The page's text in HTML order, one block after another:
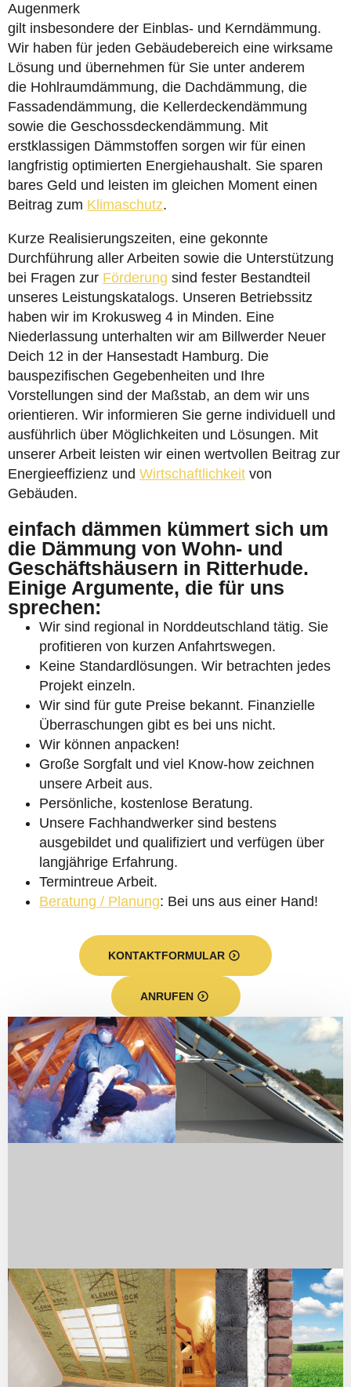
Augenmerk
gilt insbesondere der Einblas- und Kerndämmung.
Wir haben für jeden Gebäudebereich eine wirksame
Lösung und übernehmen für Sie unter anderem
die Hohlraumdämmung, die Dachdämmung, die
Fassadendämmung, die Kellerdeckendämmung
sowie die Geschossdeckendämmung. Mit
erstklassigen Dämmstoffen sorgen wir für einen
langfristig optimierten Energiehaushalt. Sie sparen
bares Geld und leisten im gleichen Moment einen
Beitrag zum Klimaschutz.
Kurze Realisierungszeiten, eine gekonnte
Durchführung aller Arbeiten sowie die Unterstützung
bei Fragen zur Förderung sind fester Bestandteil
unseres Leistungskatalogs. Unseren Betriebssitz
haben wir im Krokusweg 4 in Minden. Eine
Niederlassung unterhalten wir am Billwerder Neuer
Deich 12 in der Hansestadt Hamburg. Die
bauspezifischen Gegebenheiten und Ihre
Vorstellungen sind der Maßstab, an dem wir uns
orientieren. Wir informieren Sie gerne individuell und
ausführlich über Möglichkeiten und Lösungen. Mit
unserer Arbeit leisten wir einen wertvollen Beitrag zur
Energieeffizienz und Wirtschaftlichkeit von
Gebäuden.
einfach dämmen kümmert sich um
die Dämmung von Wohn- und
Geschäftshäusern in Ritterhude.
Einige Argumente, die für uns
sprechen:
Wir sind regional in Norddeutschland tätig. Sie
profitieren von kurzen Anfahrtswegen.
Keine Standardlösungen. Wir betrachten jedes
Projekt einzeln.
Wir sind für gute Preise bekannt. Finanzielle
Überraschungen gibt es bei uns nicht.
Wir können anpacken!
Große Sorgfalt und viel Know-how zeichnen
unsere Arbeit aus.
Persönliche, kostenlose Beratung.
Unsere Fachhandwerker sind bestens
ausgebildet und qualifiziert und verfügen über
langjährige Erfahrung.
Termintreue Arbeit.
Beratung / Planung: Bei uns aus einer Hand!
KONTAKTFORMULAR
ANRUFEN